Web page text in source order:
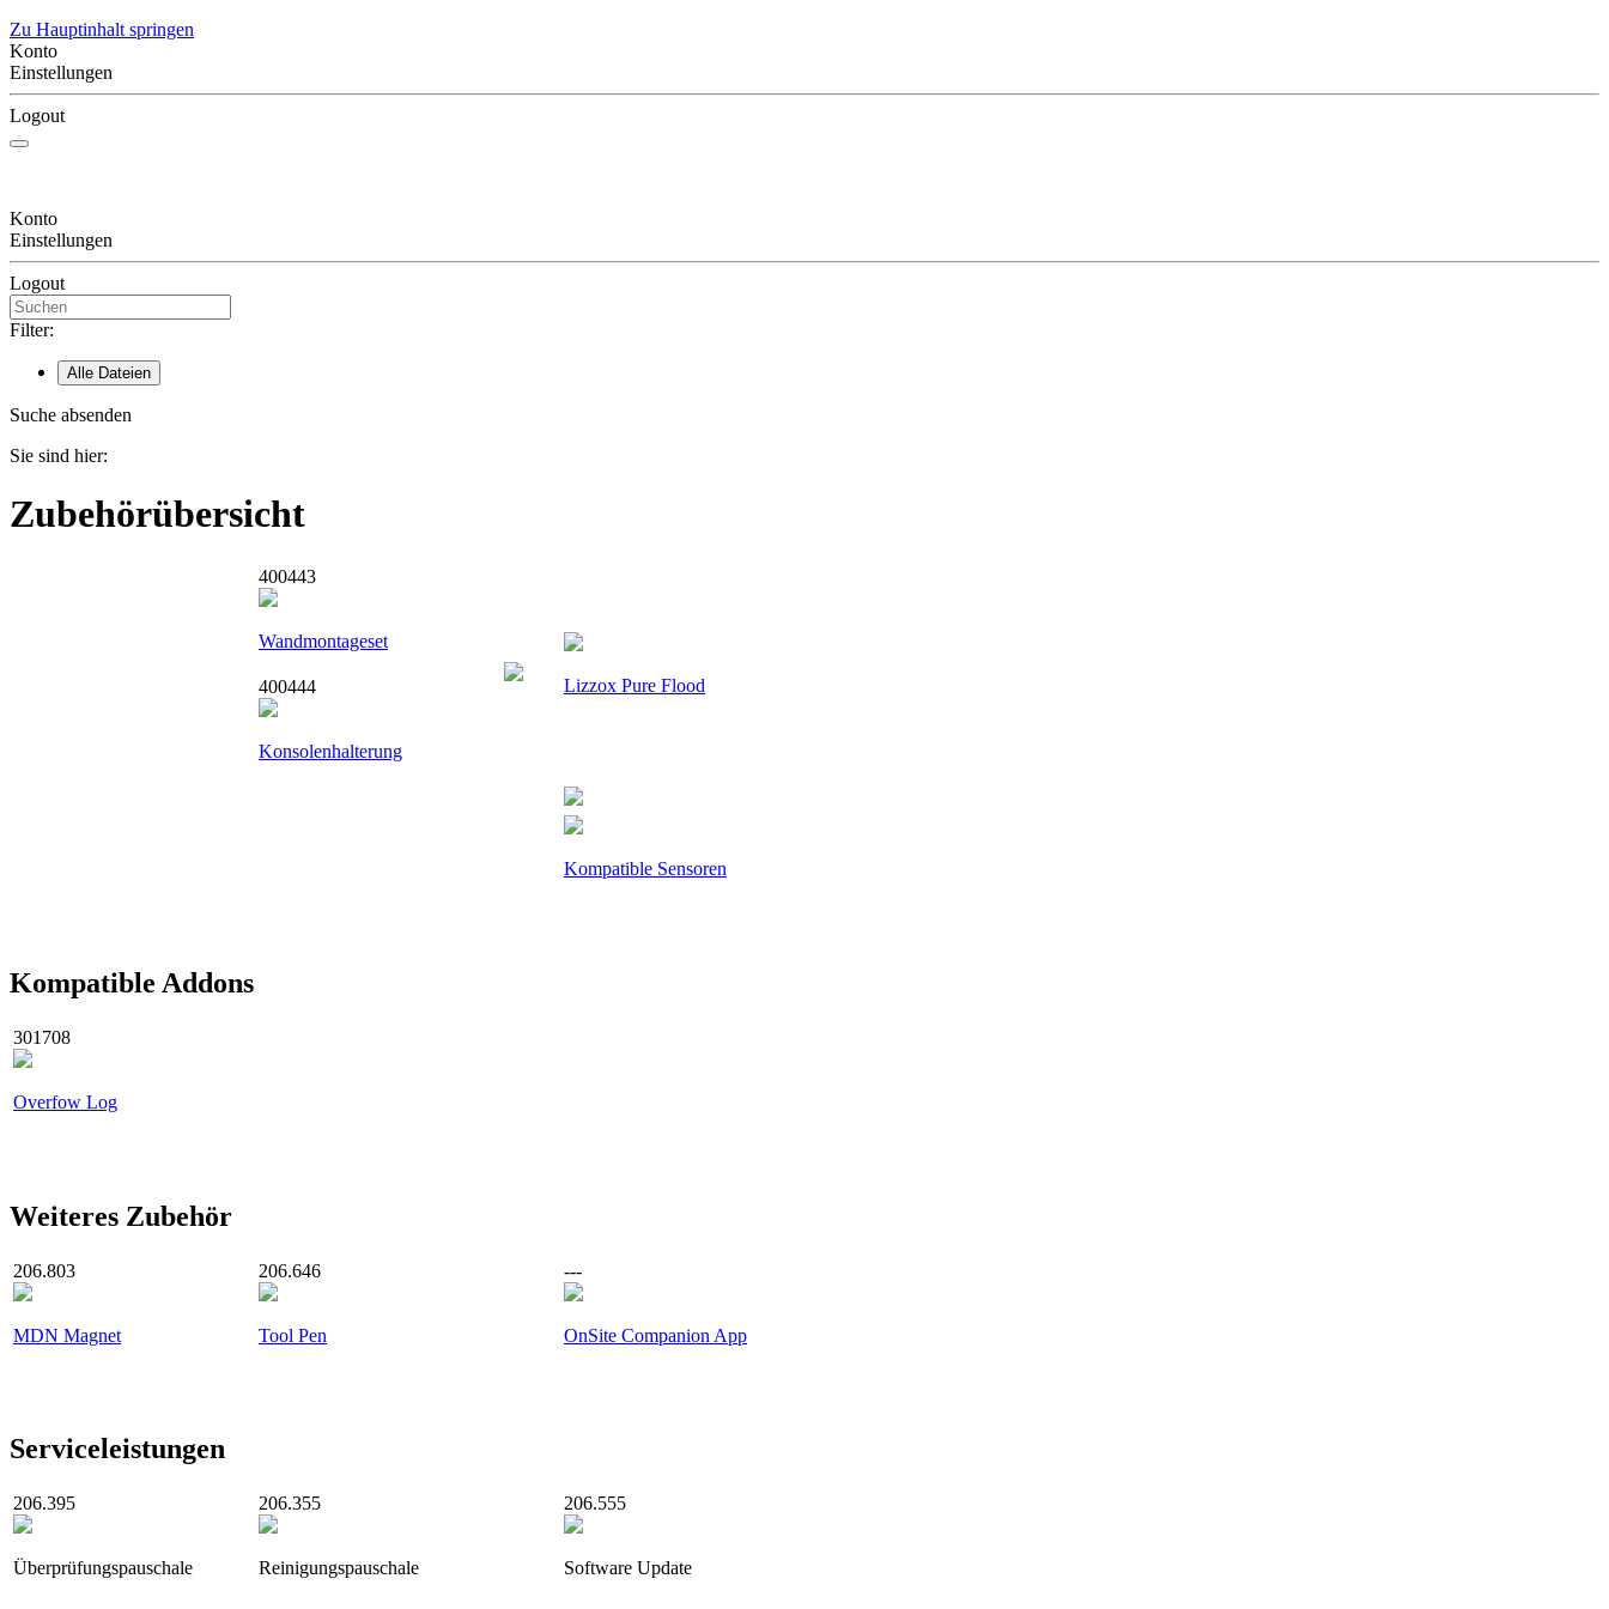
Zu Hauptinhalt springen
Konto
Einstellungen
Logout
Konto
Einstellungen
Logout
Filter:
Alle Dateien
Suche absenden
Sie sind hier:
Zubehörübersicht
400443
Wandmontageset
Lizzox Pure Flood
400444
Konsolenhalterung
Kompatible Sensoren
Kompatible Addons
301708
Overfow Log
Weiteres Zubehör
206.803
MDN Magnet
206.646
Tool Pen
---
OnSite Companion App
Serviceleistungen
206.395
Überprüfungspauschale
206.355
Reinigungspauschale
206.555
Software Update